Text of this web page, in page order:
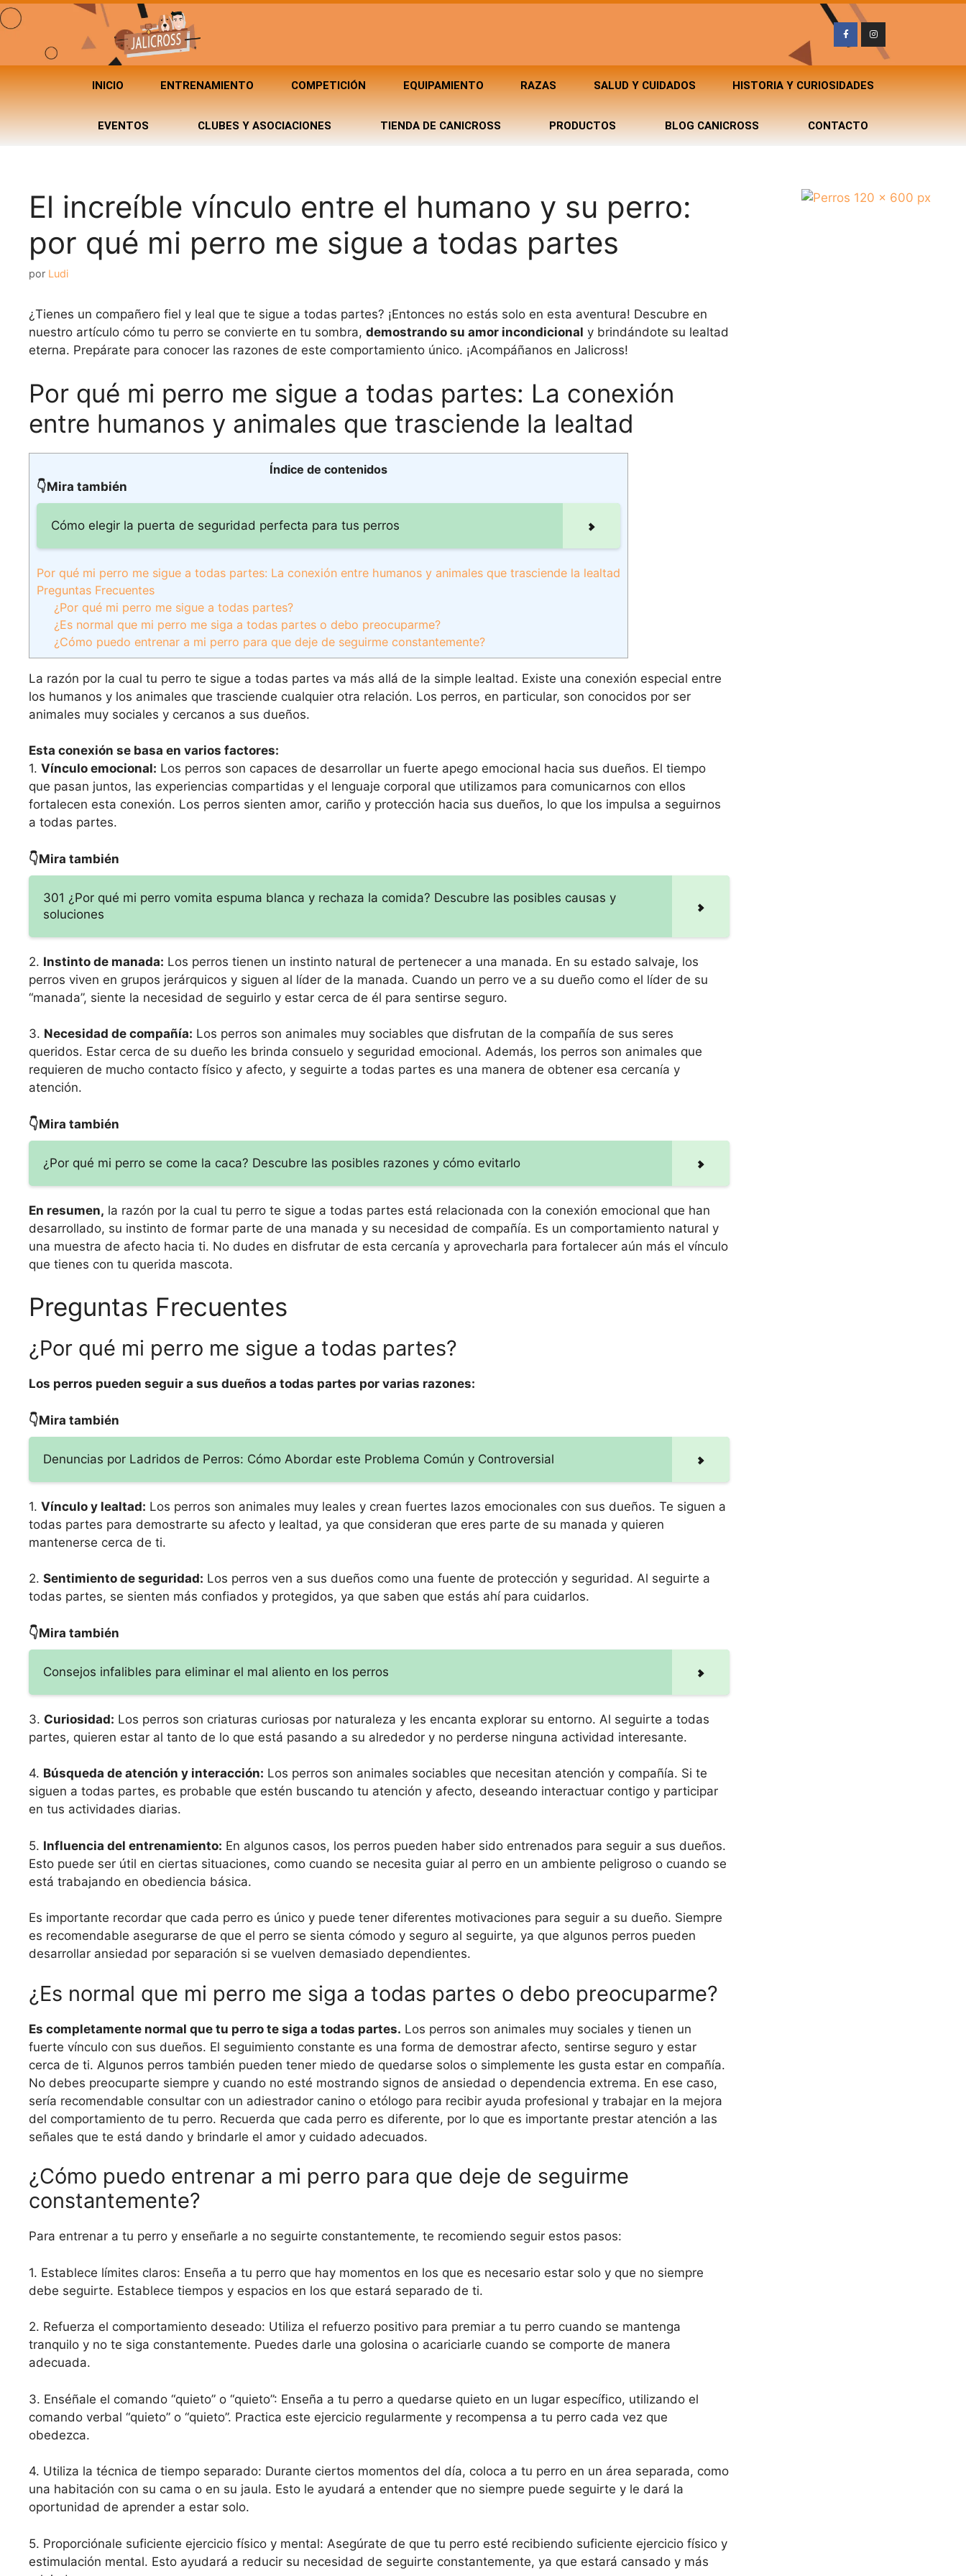
INICIO ENTRENAMIENTO COMPETICIÓN EQUIPAMIENTO RAZAS SALUD Y CUIDADOS HISTORIA Y CURIOSIDADES
EVENTOS CLUBES Y ASOCIACIONES TIENDA DE CANICROSS PRODUCTOS BLOG CANICROSS CONTACTO
El increíble vínculo entre el humano y su perro:
por qué mi perro me sigue a todas partes
por Ludi
¿Tienes un compañero fiel y leal que te sigue a todas partes? ¡Entonces no estás solo en esta aventura! Descubre en
nuestro artículo cómo tu perro se convierte en tu sombra, demostrando su amor incondicional y brindándote su lealtad
eterna. Prepárate para conocer las razones de este comportamiento único. ¡Acompáñanos en Jalicross!
Por qué mi perro me sigue a todas partes: La conexión
entre humanos y animales que trasciende la lealtad
Índice de contenidos
👇Mira también
Cómo elegir la puerta de seguridad perfecta para tus perros
Por qué mi perro me sigue a todas partes: La conexión entre humanos y animales que trasciende la lealtad
Preguntas Frecuentes
¿Por qué mi perro me sigue a todas partes?
¿Es normal que mi perro me siga a todas partes o debo preocuparme?
¿Cómo puedo entrenar a mi perro para que deje de seguirme constantemente?
La razón por la cual tu perro te sigue a todas partes va más allá de la simple lealtad. Existe una conexión especial entre
los humanos y los animales que trasciende cualquier otra relación. Los perros, en particular, son conocidos por ser
animales muy sociales y cercanos a sus dueños.
Esta conexión se basa en varios factores:
1. Vínculo emocional: Los perros son capaces de desarrollar un fuerte apego emocional hacia sus dueños. El tiempo
que pasan juntos, las experiencias compartidas y el lenguaje corporal que utilizamos para comunicarnos con ellos
fortalecen esta conexión. Los perros sienten amor, cariño y protección hacia sus dueños, lo que los impulsa a seguirnos
a todas partes.
👇Mira también
301 ¿Por qué mi perro vomita espuma blanca y rechaza la comida? Descubre las posibles causas y
soluciones
2. Instinto de manada: Los perros tienen un instinto natural de pertenecer a una manada. En su estado salvaje, los
perros viven en grupos jerárquicos y siguen al líder de la manada. Cuando un perro ve a su dueño como el líder de su
“manada”, siente la necesidad de seguirlo y estar cerca de él para sentirse seguro.
3. Necesidad de compañía: Los perros son animales muy sociables que disfrutan de la compañía de sus seres
queridos. Estar cerca de su dueño les brinda consuelo y seguridad emocional. Además, los perros son animales que
requieren de mucho contacto físico y afecto, y seguirte a todas partes es una manera de obtener esa cercanía y
atención.
👇Mira también
¿Por qué mi perro se come la caca? Descubre las posibles razones y cómo evitarlo
En resumen, la razón por la cual tu perro te sigue a todas partes está relacionada con la conexión emocional que han
desarrollado, su instinto de formar parte de una manada y su necesidad de compañía. Es un comportamiento natural y
una muestra de afecto hacia ti. No dudes en disfrutar de esta cercanía y aprovecharla para fortalecer aún más el vínculo
que tienes con tu querida mascota.
Preguntas Frecuentes
¿Por qué mi perro me sigue a todas partes?
Los perros pueden seguir a sus dueños a todas partes por varias razones:
👇Mira también
Denuncias por Ladridos de Perros: Cómo Abordar este Problema Común y Controversial
1. Vínculo y lealtad: Los perros son animales muy leales y crean fuertes lazos emocionales con sus dueños. Te siguen a
todas partes para demostrarte su afecto y lealtad, ya que consideran que eres parte de su manada y quieren
mantenerse cerca de ti.
2. Sentimiento de seguridad: Los perros ven a sus dueños como una fuente de protección y seguridad. Al seguirte a
todas partes, se sienten más confiados y protegidos, ya que saben que estás ahí para cuidarlos.
👇Mira también
Consejos infalibles para eliminar el mal aliento en los perros
3. Curiosidad: Los perros son criaturas curiosas por naturaleza y les encanta explorar su entorno. Al seguirte a todas
partes, quieren estar al tanto de lo que está pasando a su alrededor y no perderse ninguna actividad interesante.
4. Búsqueda de atención y interacción: Los perros son animales sociables que necesitan atención y compañía. Si te
siguen a todas partes, es probable que estén buscando tu atención y afecto, deseando interactuar contigo y participar
en tus actividades diarias.
5. Influencia del entrenamiento: En algunos casos, los perros pueden haber sido entrenados para seguir a sus dueños.
Esto puede ser útil en ciertas situaciones, como cuando se necesita guiar al perro en un ambiente peligroso o cuando se
está trabajando en obediencia básica.
Es importante recordar que cada perro es único y puede tener diferentes motivaciones para seguir a su dueño. Siempre
es recomendable asegurarse de que el perro se sienta cómodo y seguro al seguirte, ya que algunos perros pueden
desarrollar ansiedad por separación si se vuelven demasiado dependientes.
¿Es normal que mi perro me siga a todas partes o debo preocuparme?
Es completamente normal que tu perro te siga a todas partes. Los perros son animales muy sociales y tienen un
fuerte vínculo con sus dueños. El seguimiento constante es una forma de demostrar afecto, sentirse seguro y estar
cerca de ti. Algunos perros también pueden tener miedo de quedarse solos o simplemente les gusta estar en compañía.
No debes preocuparte siempre y cuando no esté mostrando signos de ansiedad o dependencia extrema. En ese caso,
sería recomendable consultar con un adiestrador canino o etólogo para recibir ayuda profesional y trabajar en la mejora
del comportamiento de tu perro. Recuerda que cada perro es diferente, por lo que es importante prestar atención a las
señales que te está dando y brindarle el amor y cuidado adecuados.
¿Cómo puedo entrenar a mi perro para que deje de seguirme
constantemente?
Para entrenar a tu perro y enseñarle a no seguirte constantemente, te recomiendo seguir estos pasos:
1. Establece límites claros: Enseña a tu perro que hay momentos en los que es necesario estar solo y que no siempre
debe seguirte. Establece tiempos y espacios en los que estará separado de ti.
2. Refuerza el comportamiento deseado: Utiliza el refuerzo positivo para premiar a tu perro cuando se mantenga
tranquilo y no te siga constantemente. Puedes darle una golosina o acariciarle cuando se comporte de manera
adecuada.
3. Enséñale el comando “quieto” o “quieto”: Enseña a tu perro a quedarse quieto en un lugar específico, utilizando el
comando verbal “quieto” o “quieto”. Practica este ejercicio regularmente y recompensa a tu perro cada vez que
obedezca.
4. Utiliza la técnica de tiempo separado: Durante ciertos momentos del día, coloca a tu perro en un área separada, como
una habitación con su cama o en su jaula. Esto le ayudará a entender que no siempre puede seguirte y le dará la
oportunidad de aprender a estar solo.
5. Proporciónale suficiente ejercicio físico y mental: Asegúrate de que tu perro esté recibiendo suficiente ejercicio físico y
estimulación mental. Esto ayudará a reducir su necesidad de seguirte constantemente, ya que estará cansado y más